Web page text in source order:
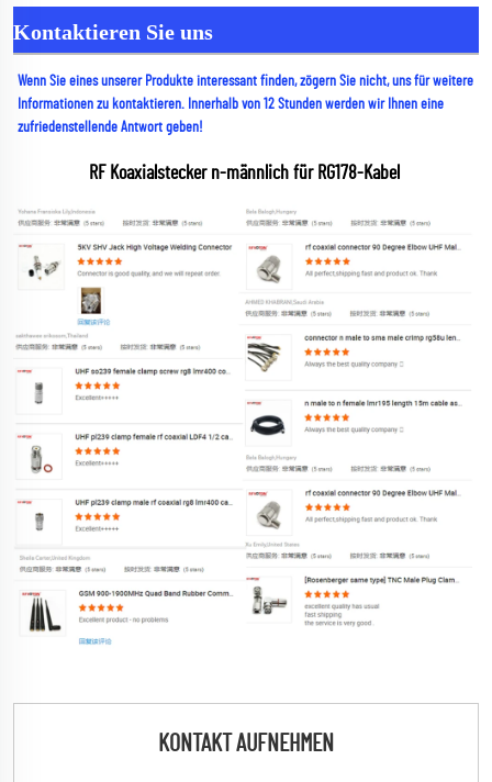
Kontaktieren Sie uns
Wenn Sie eines unserer Produkte interessant finden, zögern Sie nicht, uns für weitere
Informationen zu kontaktieren. Innerhalb von 12 Stunden werden wir Ihnen eine
zufriedenstellende Antwort geben!
RF Koaxialstecker n-männlich für RG178-Kabel
KONTAKT AUFNEHMEN